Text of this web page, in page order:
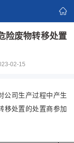
险废物转移处置
02-15
公司生产过程中产生
移处置的处置商参加